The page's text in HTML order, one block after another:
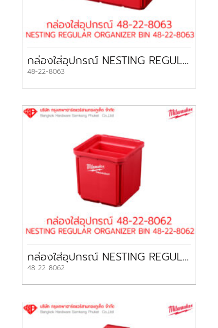
กล่องใส่อุปกรณ์ NESTING REGULAR ORGANIZER BIN 48-22-8063 MILWAUKEE
48-22-8063
กล่องใส่อุปกรณ์ NESTING REGULAR ORGANIZER BIN 48-22-8062 MILWAUKEE
48-22-8062